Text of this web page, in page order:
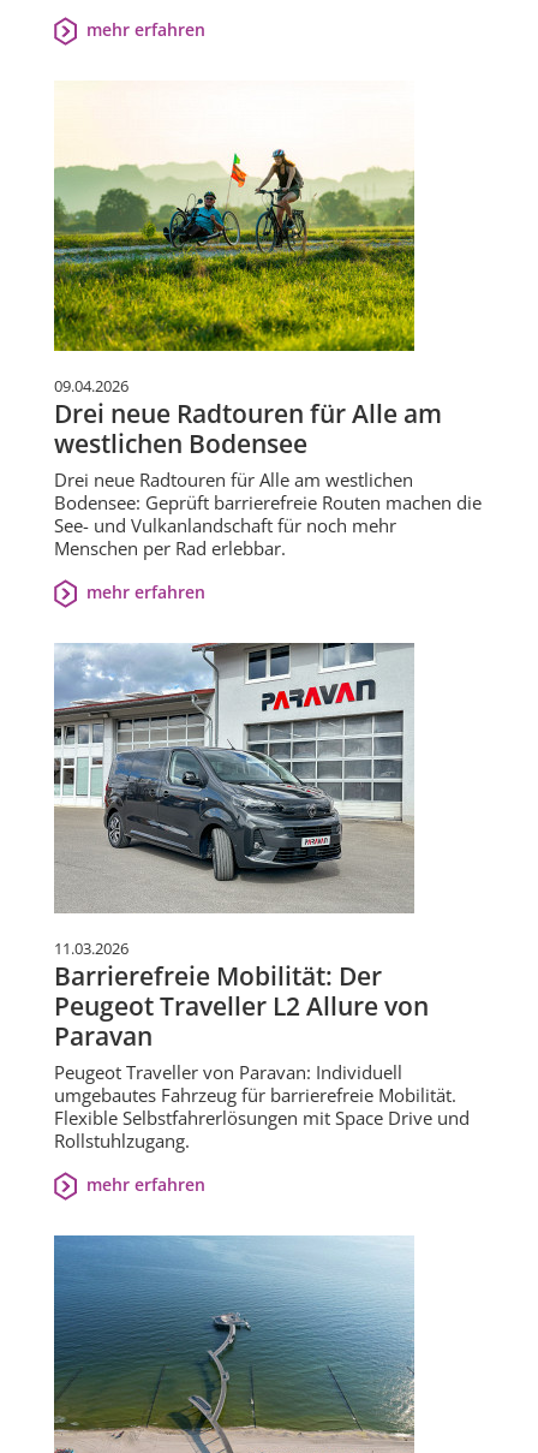
mehr erfahren
09.04.2026
Drei neue Radtouren für Alle am
westlichen Bodensee
Drei neue Radtouren für Alle am westlichen
Bodensee: Geprüft barrierefreie Routen machen die
See- und Vulkanlandschaft für noch mehr
Menschen per Rad erlebbar.
mehr erfahren
11.03.2026
Barrierefreie Mobilität: Der
Peugeot Traveller L2 Allure von
Paravan
Peugeot Traveller von Paravan: Individuell
umgebautes Fahrzeug für barrierefreie Mobilität.
Flexible Selbstfahrerlösungen mit Space Drive und
Rollstuhlzugang.
mehr erfahren